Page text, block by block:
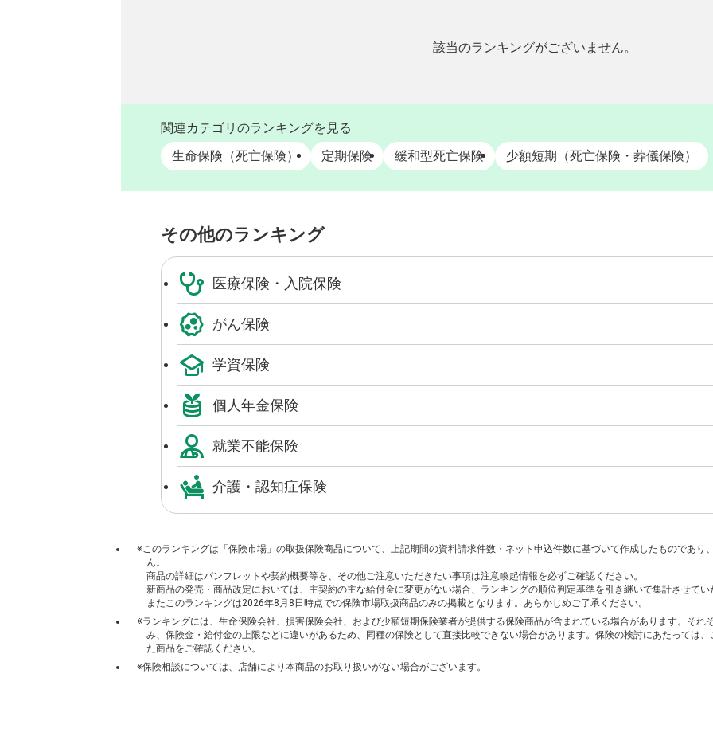
該当のランキングがございません。
関連カテゴリのランキングを見る
生命保険（死亡保険）
定期保険 緩和型死亡保険 少額短期（死亡保険・葬儀保険）
その他のランキング
医療保険・入院保険
がん保険
学資保険
個人年金保険
就業不能保険
介護・認知症保険
※このランキングは「保険市場」の取扱保険商品について、上記期間の資料請求件数・ネット申込件数に基づいて作成したものであり
ん。
商品の詳細はパンフレットや契約概要等を、その他ご注意いただきたい事項は注意喚起情報を必ずご確認ください。
新商品の発売・商品改定においては、主契約の主な給付金に変更がない場合、ランキングの順位判定基準を引き継いで集計させてい
またこのランキングは2026年8月8日時点での保険市場取扱商品のみの掲載となります。あらかじめご了承ください。
※ランキングには、生命保険会社、損害保険会社、および少額短期保険業者が提供する保険商品が含まれている場合があります。それ
み、保険金・給付金の上限などに違いがあるため、同種の保険として直接比較できない場合があります。保険の検討にあたっては
た商品をご確認ください。
※保険相談については、店舗により本商品のお取り扱いがない場合がございます。